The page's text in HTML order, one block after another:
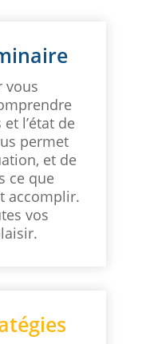
vous
l’état de
permet
et de
ce que
accomplir.
vos